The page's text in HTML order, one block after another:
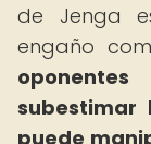
de Jenga
engaño
puede